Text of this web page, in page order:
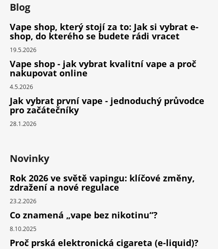
Blog
Vape shop, který stojí za to: Jak si vybrat e-
shop, do kterého se budete rádi vracet
19.5.2026
Vape shop - jak vybrat kvalitní vape a proč
nakupovat online
4.5.2026
Jak vybrat první vape - jednoduchý průvodce
pro začátečníky
28.1.2026
Novinky
Rok 2026 ve světě vapingu: klíčové změny,
zdražení a nové regulace
23.2.2026
Co znamená „vape bez nikotinu“?
8.10.2025
Proč prská elektronická cigareta (e-liquid)?